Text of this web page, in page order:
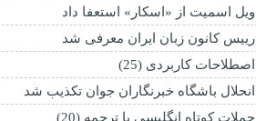
ویل اسمیت از «اسکار» استعفا داد
رییس کانون زبان ایران معرفی شد
اصطلاحات کاربردی (25)
انحلال باشگاه خبرنگاران جوان تکذیب شد
جملات کوتاه انگلیسی با ترجمه (20)